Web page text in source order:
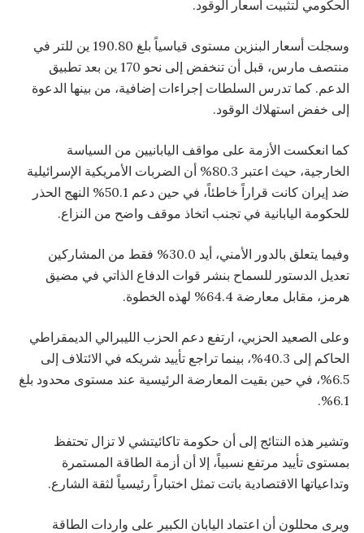
الحكومي لتثبيت أسعار الوقود.
وسجلت أسعار البنزين مستوى قياسياً بلغ 190.80 ين للتر في
منتصف مارس، قبل أن تنخفض إلى نحو 170 ين بعد تطبيق
الدعم. كما تدرس السلطات إجراءات إضافية، من بينها الدعوة
إلى خفض استهلاك الوقود.
كما انعكست الأزمة على مواقف اليابانيين من السياسة
الخارجية، حيث اعتبر 80.3% أن الضربات الأمريكية الإسرائيلية
ضد إيران كانت قراراً خاطئاً، في حين دعم 50.1% النهج الحذر
للحكومة اليابانية في تجنب اتخاذ موقف واضح من النزاع.
وفيما يتعلق بالدور الأمني، أيد 30.0% فقط من المشاركين
تعديل الدستور للسماح بنشر قوات الدفاع الذاتي في مضيق
هرمز، مقابل معارضة 64.4% لهذه الخطوة.
وعلى الصعيد الحزبي، ارتفع دعم الحزب الليبرالي الديمقراطي
الحاكم إلى 40.3%، بينما تراجع تأييد شريكه في الائتلاف إلى
6.5%، في حين بقيت المعارضة الرئيسية عند مستوى محدود بلغ
6.1%.
وتشير هذه النتائج إلى أن حكومة تاكائيتشي لا تزال تحتفظ
بمستوى تأييد مرتفع نسبياً، إلا أن أزمة الطاقة المستمرة
وتداعياتها الاقتصادية باتت تمثل اختباراً رئيسياً لثقة الشارع.
ويرى محللون أن اعتماد اليابان الكبير على واردات الطاقة